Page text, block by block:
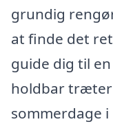
grundig
at finde det
guide dig til
holdbar
sommerdage